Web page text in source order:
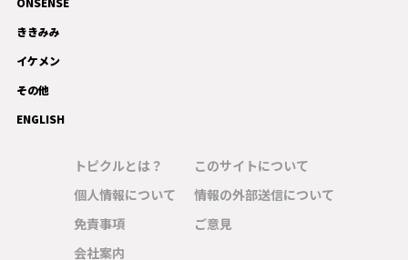
ギャラリー
ききみみ
イケメン
その他
ENGLISH
トピクルとは？
個人情報について
免責事項
会社案内
このサイトについて
情報の外部送信について
ご意見